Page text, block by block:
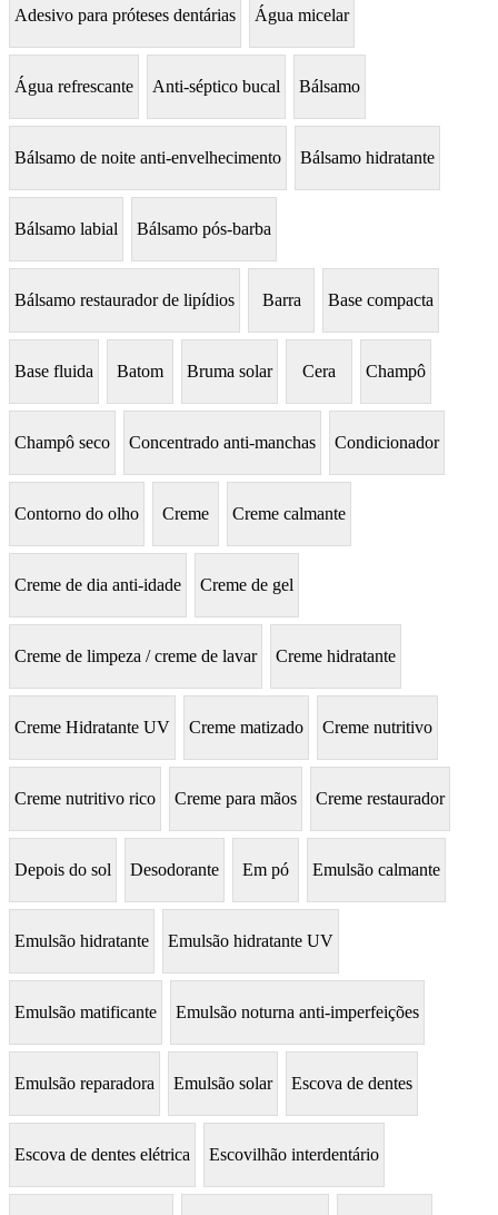
Adesivo para próteses dentárias Água micelar
Água refrescante Anti-séptico bucal Bálsamo
Bálsamo de noite anti-envelhecimento Bálsamo hidratante
Bálsamo labial Bálsamo pós-barba
Bálsamo restaurador de lipídios Barra Base compacta
Base fluida Batom Bruma solar Cera Champô
Champô seco Concentrado anti-manchas Condicionador
Contorno do olho Creme Creme calmante
Creme de dia anti-idade Creme de gel
Creme de limpeza / creme de lavar Creme hidratante
Creme Hidratante UV Creme matizado Creme nutritivo
Creme nutritivo rico Creme para mãos Creme restaurador
Depois do sol Desodorante Em pó Emulsão calmante
Emulsão hidratante Emulsão hidratante UV
Emulsão matificante Emulsão noturna anti-imperfeições
Emulsão reparadora Emulsão solar Escova de dentes
Escova de dentes elétrica Escovilhão interdentário